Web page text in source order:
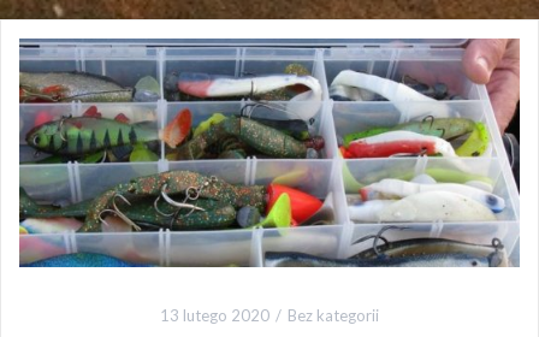
13 lutego 2020 Bez kategorii